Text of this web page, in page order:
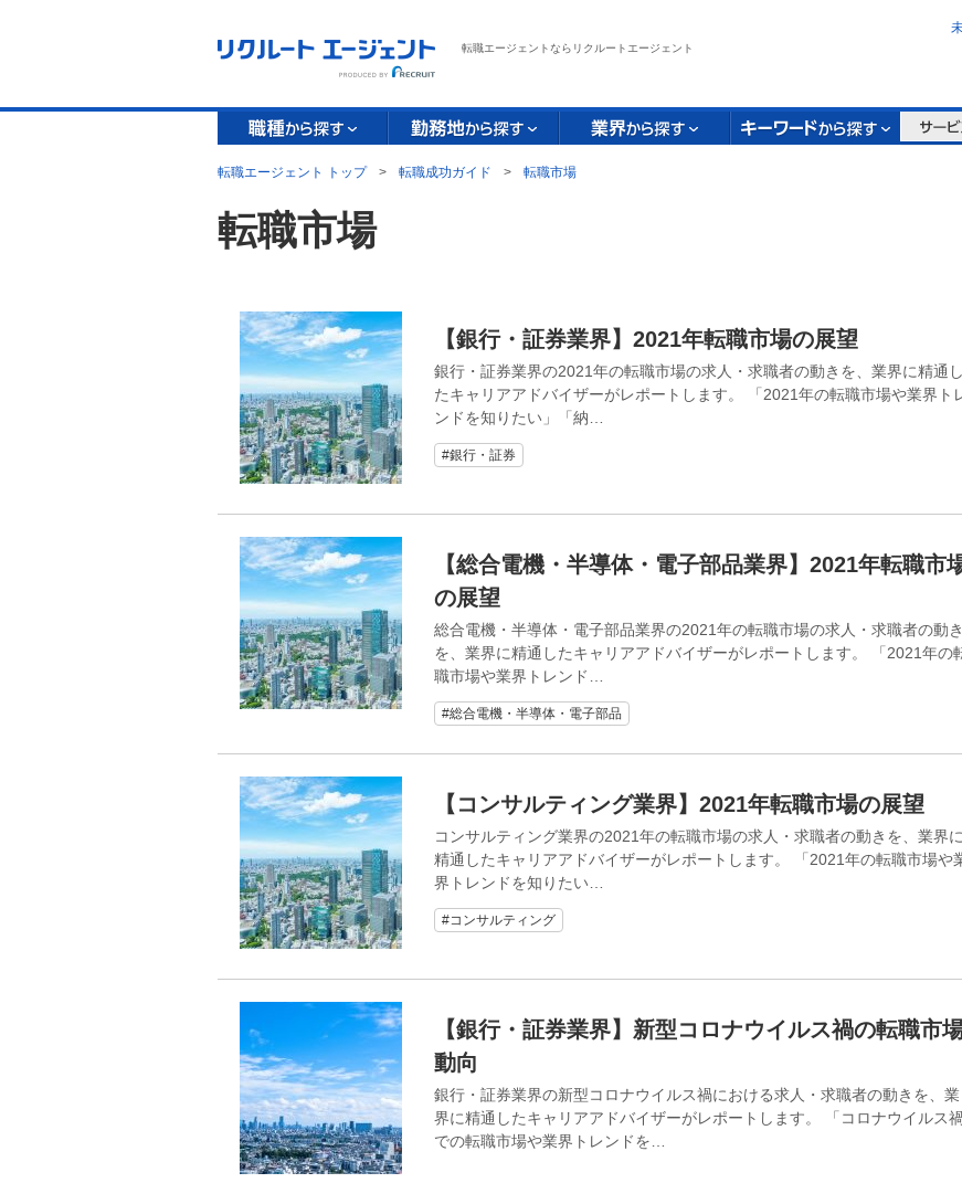
転職エージェントならリクルートエージェント
転職エージェント トップ > 転職成功ガイド > 転職市場
転職市場
【銀行・証券業界】2021年転職市場の展望
銀行・証券業界の2021年の転職市場の求⼈・求職者の動きを、業界に精通し
たキャリアアドバイザーがレポートします。 「2021年の転職市場や業界ト
ンドを知りたい」「納…
#銀行・証券
【総合電機・半導体・電子部品業界】2021年転職市
の展望
総合電機・半導体・電子部品業界の2021年の転職市場の求⼈・求職者の動き
を、業界に精通したキャリアアドバイザーがレポートします。 「2021年の
職市場や業界トレンド…
#総合電機・半導体・電子部品
【コンサルティング業界】2021年転職市場の展望
コンサルティング業界の2021年の転職市場の求⼈・求職者の動きを、業界に
精通したキャリアアドバイザーがレポートします。 「2021年の転職市場や
界トレンドを知りたい…
#コンサルティング
【銀行・証券業界】新型コロナウイルス禍の転職市
動向
銀行・証券業界の新型コロナウイルス禍における求⼈・求職者の動きを、業
界に精通したキャリアアドバイザーがレポートします。 「コロナウイルス
での転職市場や業界トレンドを…